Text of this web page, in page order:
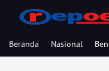
Beranda Nasional